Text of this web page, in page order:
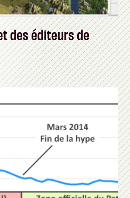
des éditeurs de